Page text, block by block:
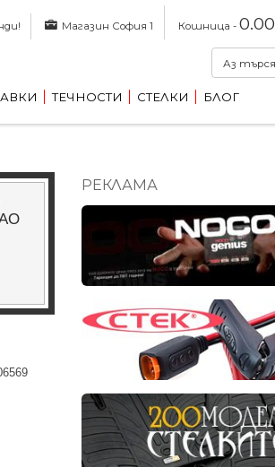
Магазин София 1 Кошница - 0.00
ТЕЧНОСТИ СТЕЛКИ БЛОГ
РЕКЛАМА